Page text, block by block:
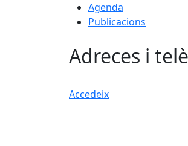
Agenda
Publicacions
Adreces i
Accedeix